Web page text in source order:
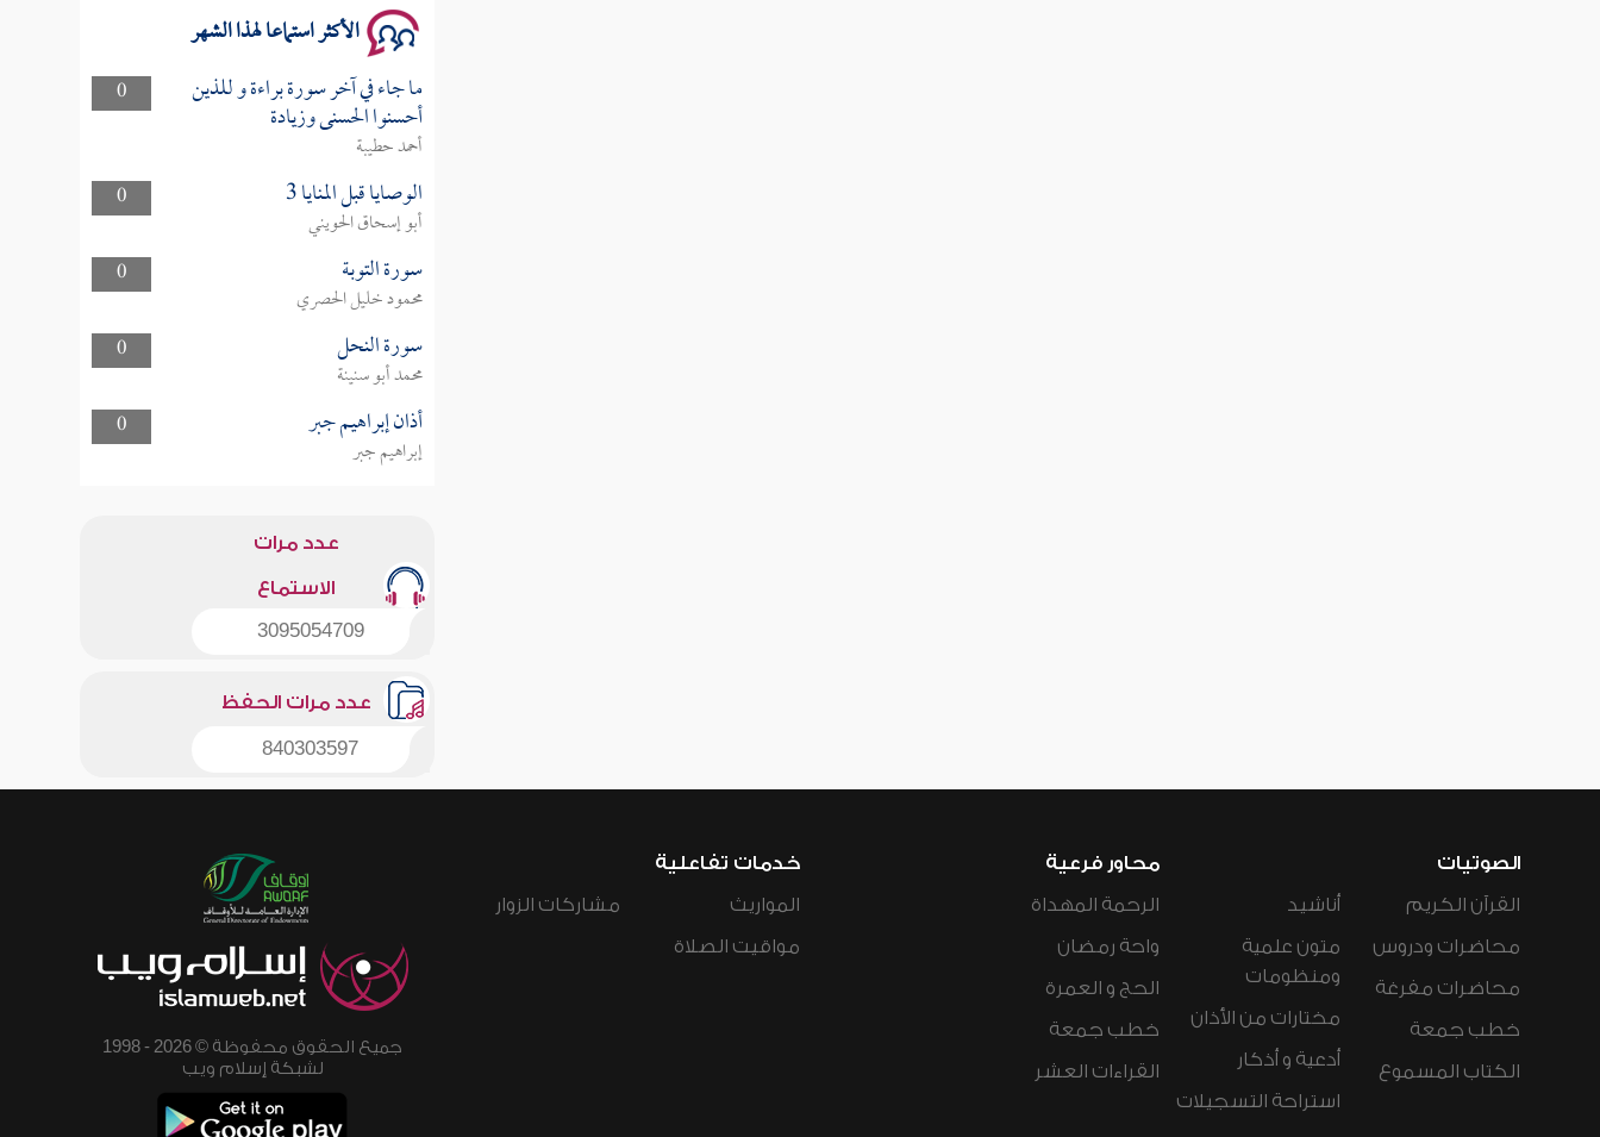
الأكثر استماعا لهذا الشهر
0 ما جاء في آخر سورة براءة و للذين
أحسنوا الحسنى وزيادة
أحمد حطيبة
0
الوصايا قبل المنايا 3
أبو إسحاق الحويني
0
سورة التوبة
محمود خليل الحصري
0
سورة النحل
محمد أبو سنينة
0
أذان إبراهيم جبر
إبراهيم جبر
عدد مرات
الاستماع
3095054709
عدد مرات الحفظ
840303597
الصوتيات
القرآن الكريم
محاضرات ودروس
محاضرات مفرغة
خطب جمعة
الكتاب المسموع
أناشيد
متون علمية
ومنظومات
مختارات من الأذان
أدعية و أذكار
استراحة التسجيلات
محاور فرعية
الرحمة المهداة
واحة رمضان
الحج و العمرة
خطب جمعة
القراءات العشر
خدمات تفاعلية
المواريث
مواقيت الصلاة
مشاركات الزوار
جميع الحقوق محفوظة © 2026 - 1998
لشبكة إسلام ويب